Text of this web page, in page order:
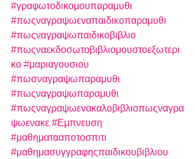
#γραφωτοδικομουπαραμυθι
#πωςναγραψωεναπαιδικοπαραμυθι
#πωςναγραψωπαιδικοβιβλιο
#πωςναεκδοσωτοβιβλιομουστοεξωτερι
κο #μαριαγουσιου
#πωσναγραψωπαραμυθι
#πωςναγραψωπαραμυθι
#πωςναγραψωενακαλοβιβλιοπωςναγρα
ψωενακε #Εμπνευση
#μαθηματααποτοσπιτι
#μαθημασυγγραφηςπαιδικουβιβλιου